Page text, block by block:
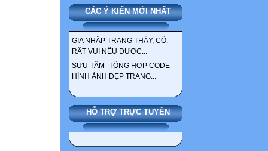
CÁC Ý KIẾN MỚI NHẤT
GIA NHẬP TRANG THẦY, CÔ.
RẤT VUI NẾU ĐƯỢC...
SƯU TẦM -TỔNG HỢP CODE
HÌNH ẢNH ĐẸP TRANG...
HỖ TRỢ TRỰC TUYẾN